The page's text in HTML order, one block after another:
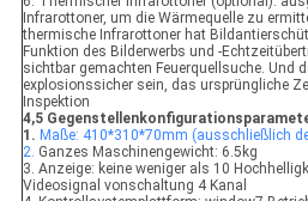
Infrarottoner, um die Wärmequelle zu
thermische Infrarottoner hat
Funktion des Bilderwerbs und -
sichtbar gemachten Feuerquellsuche. Und
explosionssicher sein, das ursprüngliche
Inspektion
4,5
1. Maße: 410*310*70mm (ausschließlich
2. Ganzes Maschinengewicht: 6.5kg
3. Anzeige: keine weniger als 10
Videosignal vonschaltung 4 Kanal